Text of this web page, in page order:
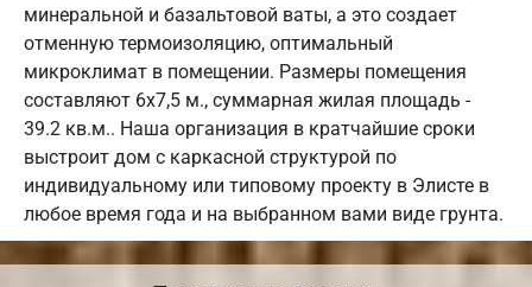
минеральной и базальтовой ваты, а это создает
отменную термоизоляцию, оптимальный
микроклимат в помещении. Размеры помещения
составляют 6х7,5 м., суммарная жилая площадь -
39.2 кв.м.. Наша организация в кратчайшие сроки
выстроит дом с каркасной структурой по
индивидуальному или типовому проекту в Элисте в
любое время года и на выбранном вами виде грунта.